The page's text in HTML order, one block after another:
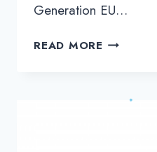
Generation EU…
READ MORE RETECH